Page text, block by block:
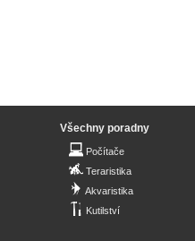
Všechny poradny
Počítače
Teraristika
Akvaristika
Kutilství